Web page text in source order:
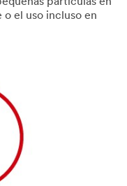
partículas en
el uso incluso en